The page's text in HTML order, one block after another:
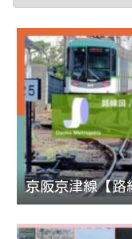
京阪京津線【